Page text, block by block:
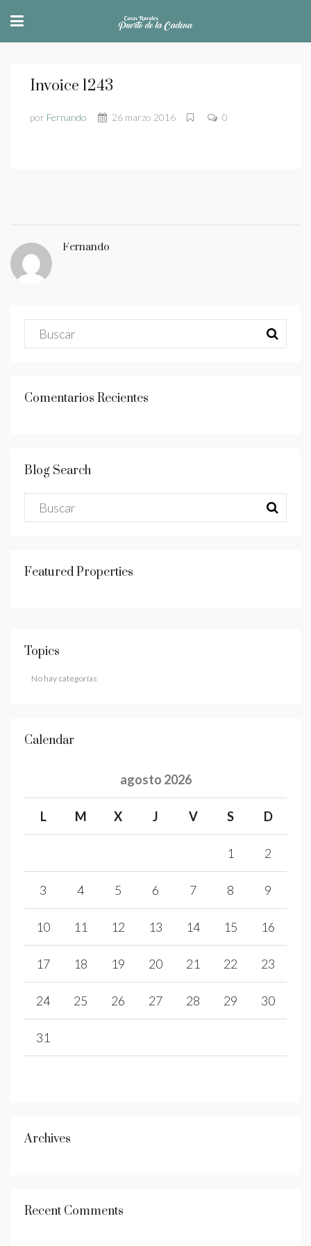
Invoice 1243
por Fernando 26 marzo 2016 0
Fernando
Comentarios Recientes
Blog Search
Featured Properties
Topics
No hay categorías
Calendar
agosto 2026
L M X J V S D
1 2
3 4 5 6 7 8 9
10 11 12 13 14 15 16
17 18 19 20 21 22 23
24 25 26 27 28 29 30
31
Archives
Recent Comments